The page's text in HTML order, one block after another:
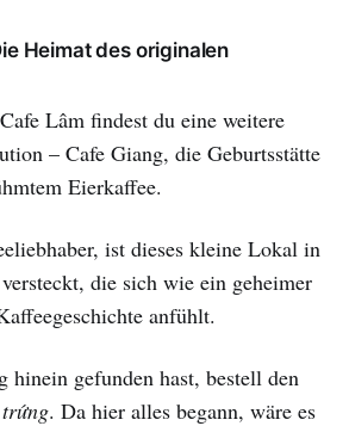
Heimat des originalen
Lâm findest du eine weitere
– Cafe Giang, die Geburtsstätte
Eierkaffee.
ist dieses kleine Lokal in
die sich wie ein geheimer
anfühlt.
hinein gefunden hast, bestell den
. Da hier alles begann, wäre es